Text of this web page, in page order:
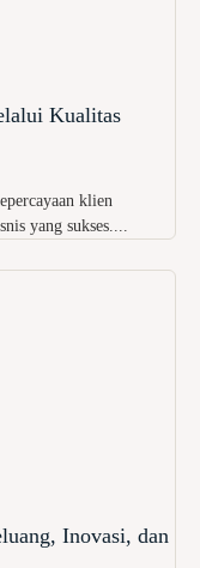
Kualitas
klien
yang sukses....
Inovasi, dan